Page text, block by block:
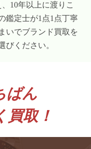
10年以上に渡りこ
鑑定士が1点1点丁寧
いでブランド買取を
びください。
ばん
買取！